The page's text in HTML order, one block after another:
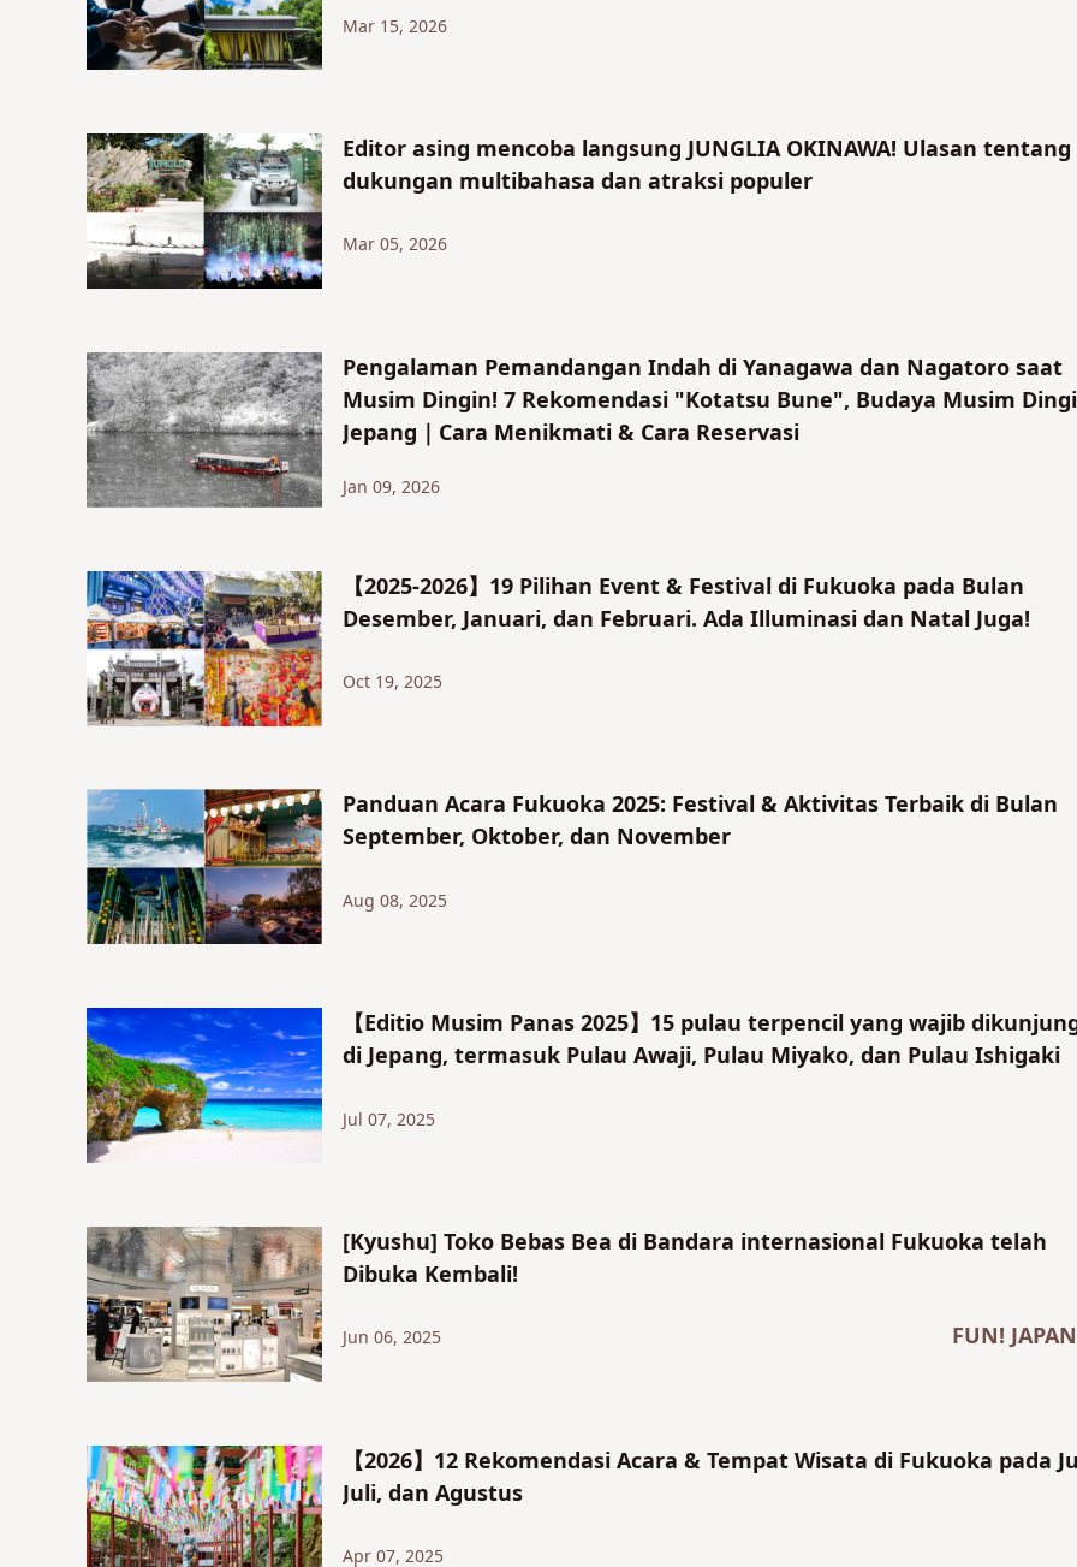
Mar 15, 2026
Editor asing mencoba langsung JUNGLIA OKINAWA! Ulasan tentang
dukungan multibahasa dan atraksi populer
Mar 05, 2026
Pengalaman Pemandangan Indah di Yanagawa dan Nagatoro saat
Musim Dingin! 7 Rekomendasi "Kotatsu Bune", Budaya Musim
Jepang｜Cara Menikmati & Cara Reservasi
Jan 09, 2026
【2025-2026】19 Pilihan Event & Festival di Fukuoka pada Bulan
Desember, Januari, dan Februari. Ada Illuminasi dan Natal Juga!
Oct 19, 2025
Panduan Acara Fukuoka 2025: Festival & Aktivitas Terbaik di Bulan
September, Oktober, dan November
Aug 08, 2025
【Editio Musim Panas 2025】15 pulau terpencil yang wajib
di Jepang, termasuk Pulau Awaji, Pulau Miyako, dan Pulau Ishigaki
Jul 07, 2025
[Kyushu] Toko Bebas Bea di Bandara internasional Fukuoka telah
Dibuka Kembali!
Jun 06, 2025 FUN!
【2026】12 Rekomendasi Acara & Tempat Wisata di Fukuoka pada
Juli, dan Agustus
Apr 07, 2025